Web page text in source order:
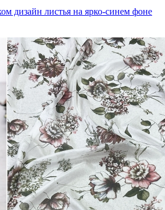
дизайн листья на ярко-синем фоне